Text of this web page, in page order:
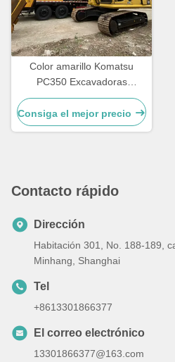
Color amarillo Komatsu
PC350 Excavadoras
Komatsu usadas 32300 kg
Para la construcción y la
minería
Consiga el mejor precio
Contacto rápido
Dirección
Habitación 301, No. 188-189,
Minhang, Shanghai
Tel
+8613301866377
El correo electrónico
13301866377@163.com